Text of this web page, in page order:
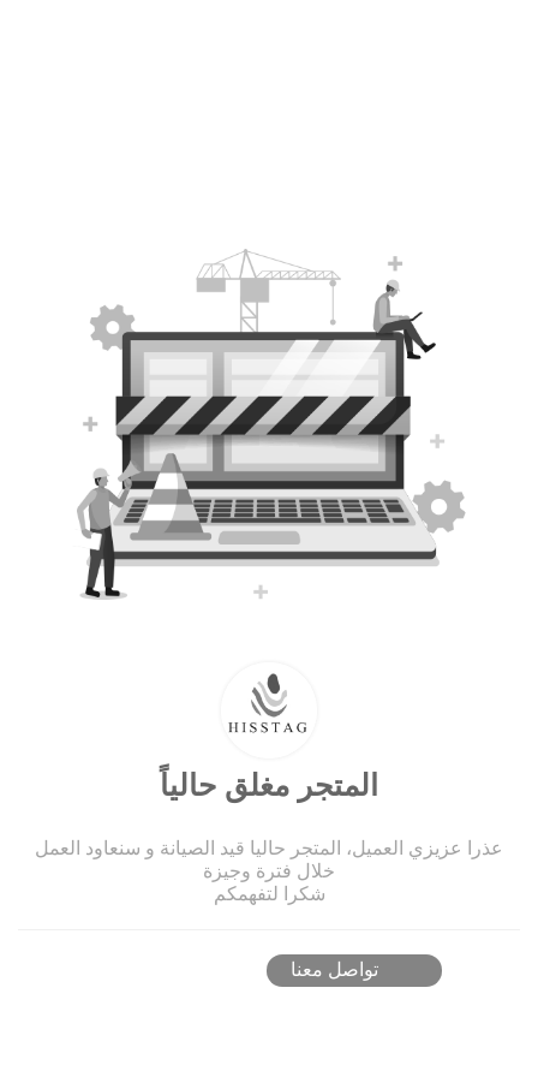
المتجر مغلق حالياً
عذرا عزيزي العميل، المتجر حاليا قيد الصيانة و سنعاود العمل
خلال فترة وجيزة
شكرا لتفهمكم
تواصل معنا